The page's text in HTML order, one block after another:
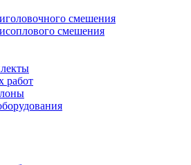
смешения
смешения
работ